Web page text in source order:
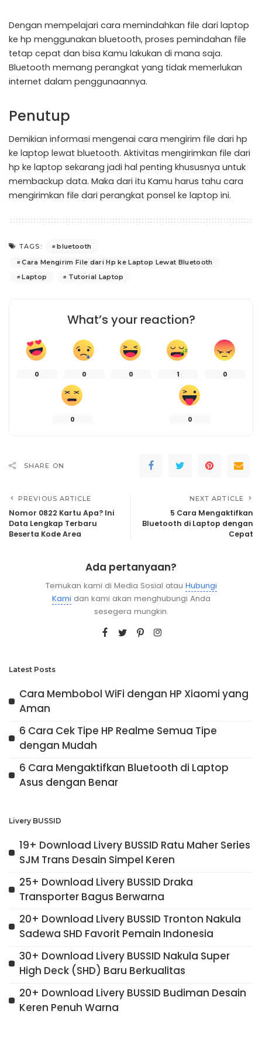
Dengan mempelajari cara memindahkan file dari laptop
ke hp menggunakan bluetooth, proses pemindahan file
tetap cepat dan bisa Kamu lakukan di mana saja.
Bluetooth memang perangkat yang tidak memerlukan
internet dalam penggunaannya.
Penutup
Demikian informasi mengenai cara mengirim file dari hp
ke laptop lewat bluetooth. Aktivitas mengirimkan file dari
hp ke laptop sekarang jadi hal penting khususnya untuk
membackup data. Maka dari itu Kamu harus tahu cara
mengirimkan file dari perangkat ponsel ke laptop ini.
TAGS:
bluetooth
Cara Mengirim File dari Hp ke Laptop Lewat Bluetooth
Laptop
Tutorial Laptop
What’s your reaction?
0 0 0 1 0
0 0
SHARE ON
PREVIOUS ARTICLE
Nomor 0822 Kartu Apa? Ini
Data Lengkap Terbaru
Beserta Kode Area
NEXT ARTICLE
5 Cara Mengaktifkan
Bluetooth di Laptop dengan
Cepat
Ada pertanyaan?
Temukan kami di Media Sosial atau Hubungi
Kami dan kami akan menghubungi Anda
sesegera mungkin.
Latest Posts
Cara Membobol WiFi dengan HP Xiaomi yang
Aman
6 Cara Cek Tipe HP Realme Semua Tipe
dengan Mudah
6 Cara Mengaktifkan Bluetooth di Laptop
Asus dengan Benar
Livery BUSSID
19+ Download Livery BUSSID Ratu Maher Series
SJM Trans Desain Simpel Keren
25+ Download Livery BUSSID Draka
Transporter Bagus Berwarna
20+ Download Livery BUSSID Tronton Nakula
Sadewa SHD Favorit Pemain Indonesia
30+ Download Livery BUSSID Nakula Super
High Deck (SHD) Baru Berkualitas
20+ Download Livery BUSSID Budiman Desain
Keren Penuh Warna